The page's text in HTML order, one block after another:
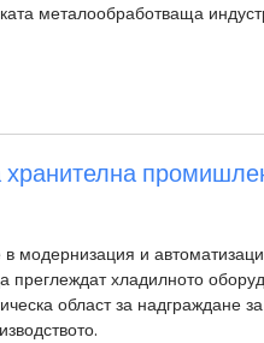
металообработваща
модернизация и
преглеждат хладилното
област за надграждане